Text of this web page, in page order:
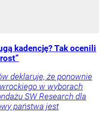
kadencję? Tak ocenili
deklaruje, że ponownie
w wyborach
SW Research dla
państwa jest